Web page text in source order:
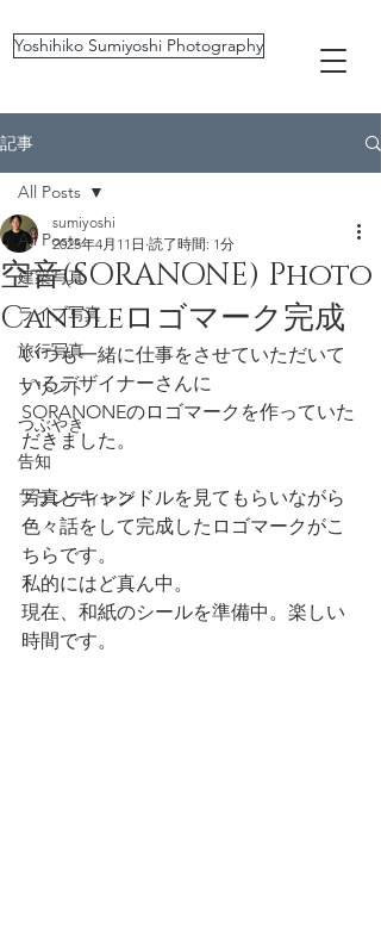
Yoshihiko Sumiyoshi Photography
記事
All Posts
建築写真
ライブ写真
旅行写真
プリント
つぶやき
告知
ブランディング
All Posts
空音(SORANONE) Photo
Candleロゴマーク完成
sumiyoshi
2025年4月11日 読了時間: 1分
いつも一緒に仕事をさせていただいて
いるデザイナーさんに
SORANONEのロゴマークを作っていた
だきました。
写真とキャンドルを見てもらいながら
色々話をして完成したロゴマークがこ
ちらです。
私的にはど真ん中。
現在、和紙のシールを準備中。楽しい
時間です。